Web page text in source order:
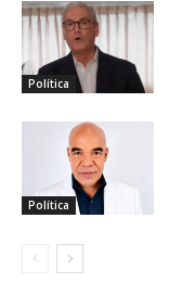
Política
Política